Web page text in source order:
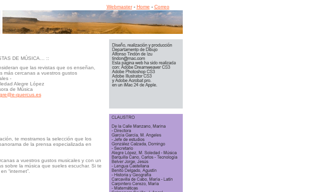
Webmaster- Home - Correo
DE MÚSICA… ::
que las revistas que os enseñan,
más cercanas a vuestros gustos
-
Alegre López
de Música
quercus.es
te mostramos la selección que los
de la prensa especializada en
a vuestros gustos musicales y con un
sobre la música que sueles escuchar. Si te
“internet”.